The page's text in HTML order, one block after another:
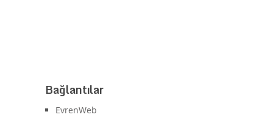
Bağlantılar
EvrenWeb